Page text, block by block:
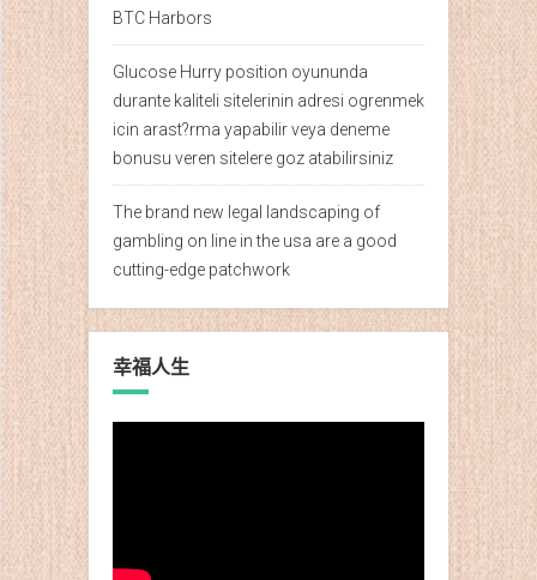
BTC Harbors
Glucose Hurry position oyununda
durante kaliteli sitelerinin adresi ogrenmek
icin arast?rma yapabilir veya deneme
bonusu veren sitelere goz atabilirsiniz
The brand new legal landscaping of
gambling on line in the usa are a good
cutting-edge patchwork
幸福人生